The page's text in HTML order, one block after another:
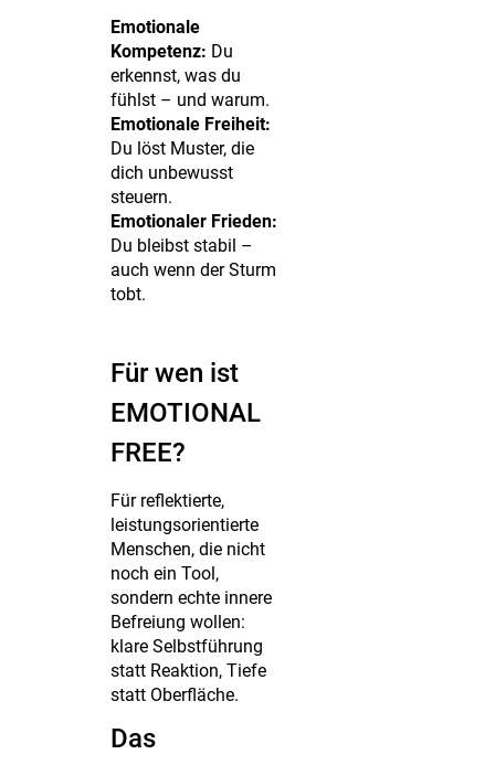
Emotionale
Kompetenz: Du
erkennst, was du
fühlst – und warum.
Emotionale Freiheit:
Du löst Muster, die
dich unbewusst
steuern.
Emotionaler Frieden:
Du bleibst stabil –
auch wenn der Sturm
tobt.
Für wen ist
EMOTIONAL
FREE?
Für reflektierte,
leistungsorientierte
Menschen, die nicht
noch ein Tool,
sondern echte innere
Befreiung wollen:
klare Selbstführung
statt Reaktion, Tiefe
statt Oberfläche.
Das